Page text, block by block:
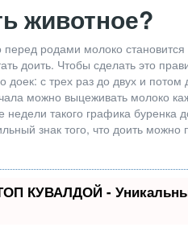
животное?
родами молоко
доить. Чтобы сделать это
доек: с трех раз до двух и
можно выцеживать молоко
такого графика буренка
знак того, что доить можно
КУВАЛДОЙ -